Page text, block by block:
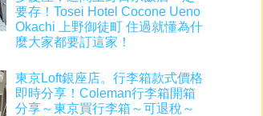
要存！Tosei Hotel Cocone Ueno
Okachi 上野御徒町 住過就懂為什
麼大家都要訂這家！
東京Loft銀座店。行李箱款式價格
即時分享！Coleman行李箱開箱
分享～東京買行李箱～可退稅～